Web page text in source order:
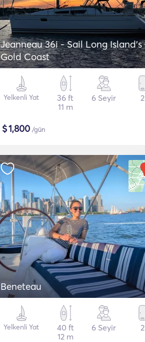
Jeanneau 36i - Sail Long Island's
Gold Coast
Yelkenli Yat
36 ft
11 m
6 Seyir 2
$1,800 /gün
Beneteau
Yelkenli Yat
40 ft
12 m
6 Seyir 2